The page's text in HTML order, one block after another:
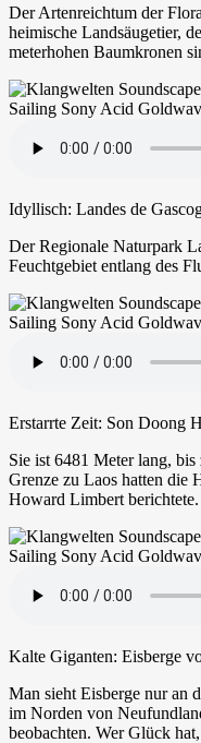
Der Artenreichtum der
heimische Landsäugetier,
meterhohen Baumkronen
Idyllisch: Landes de
Der Regionale Naturpark
Feuchtgebiet entlang des
Erstarrte Zeit: Son Doong
Sie ist 6481 Meter lang,
Grenze zu Laos hatten die
Howard Limbert
Kalte Giganten: Eisberge
Man sieht Eisberge nur an
im Norden von
beobachten. Wer Glück